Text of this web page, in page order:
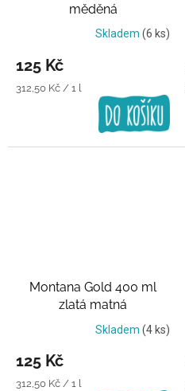
měděná
Skladem (6 ks)
125 Kč
Měrná
312,50 Kč / 1 l
Montana Gold 400 ml
zlatá matná
Skladem (4 ks)
125 Kč
Měrná
312,50 Kč / 1 l